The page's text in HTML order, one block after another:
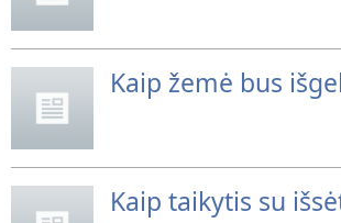
Kaip žemė bus
Kaip taikytis su